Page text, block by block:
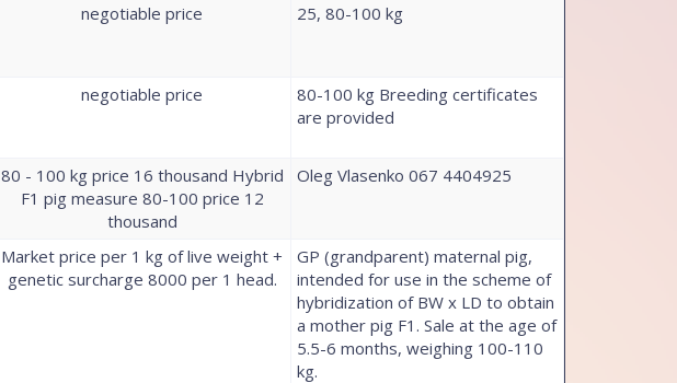
negotiable price 25, 80-100 kg
negotiable price
80-100 kg Breeding certificates
are provided
80 - 100 kg price 16 thousand Hybrid
F1 pig measure 80-100 price 12
thousand
Oleg Vlasenko 067 4404925
Market price per 1 kg of live weight +
genetic surcharge 8000 per 1 head.
GP (grandparent) maternal pig,
intended for use in the scheme of
hybridization of BW x LD to obtain
a mother pig F1. Sale at the age of
5.5-6 months, weighing 100-110
kg.